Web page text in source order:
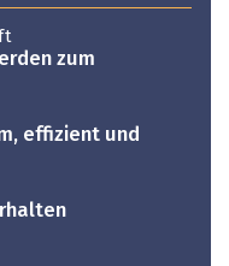
zum
effizient und